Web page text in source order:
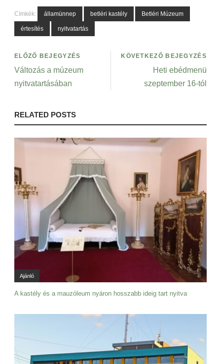
Címkék: államünnep betléri kastély Betléri Múzeum
értesítés nyitvatartás
ELŐZŐ BEJEGYZÉS
Változás a múzeum
nyitvatartásában
KÖVETKEZŐ BEJEGYZÉS
Heti ebédmenü
szeptember 16-tól
RELATED POSTS
Ajánló
A kastély és a mauzóleum nyáron hosszabb ideig tart nyitva